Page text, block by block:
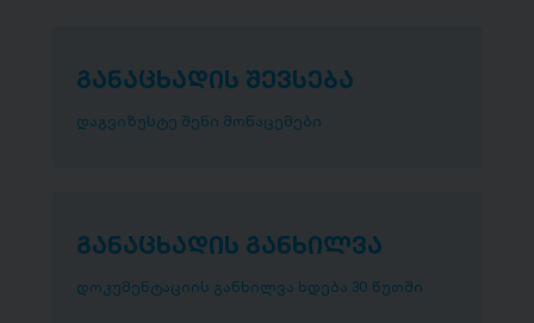
განაცხადის შევსება
დაგვიზუსტე შენი მონაცემები
განაცხადის განხილვა
დოკუმენტაციის განხილვა ხდება 30 წუთში